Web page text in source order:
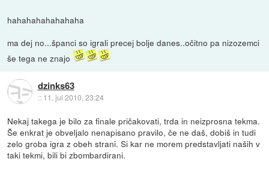
hahahahahahahaha
ma dej no...španci so igrali precej bolje danes..očitno pa nizozemci
še tega ne znajo
dzinks63
:: 11. jul 2010, 23:24
Nekaj takega je bilo za finale pričakovati, trda in neizprosna tekma.
Še enkrat je obveljalo nenapisano pravilo, če ne daš, dobiš in tudi
zelo groba igra z obeh strani. Si kar ne morem predstavljati naših v
taki tekmi, bili bi zbombardirani.